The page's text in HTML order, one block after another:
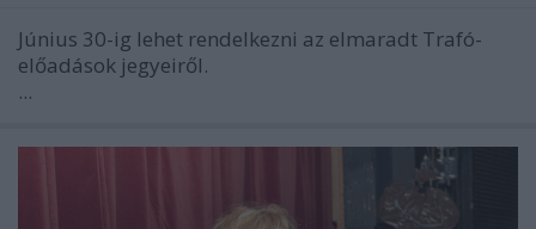
Június 30-ig lehet rendelkezni az elmaradt Trafó-
előadások jegyeiről.
...